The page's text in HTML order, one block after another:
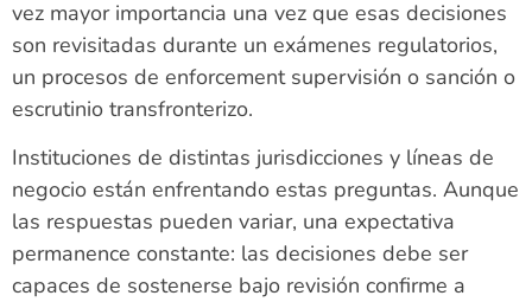
vez mayor importancia una vez que esas decisiones
son revisitadas durante un exámenes regulatorios,
un procesos de enforcement supervisión o sanción o
escrutinio transfronterizo.
Instituciones de distintas jurisdicciones y líneas de
negocio están enfrentando estas preguntas. Aunque
las respuestas pueden variar, una expectativa
permanence constante: las decisiones debe ser
capaces de sostenerse bajo revisión confirme a